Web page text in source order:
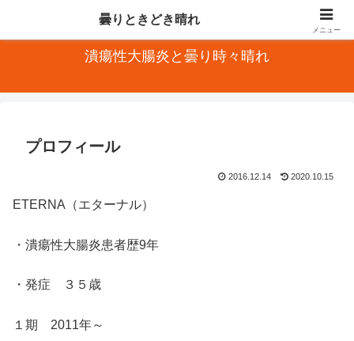
発症再燃と寛解を繰り返す難病【潰瘍性大腸炎】の患者の闘病日記
潰瘍性大腸炎と曇り時々晴れ
プロフィール
2016.12.14 2020.10.15
ETERNA（エターナル）
・潰瘍性大腸炎患者歴9年
・発症 ３５歳
１期 2011年～
曇りときどき晴れ
メニュー